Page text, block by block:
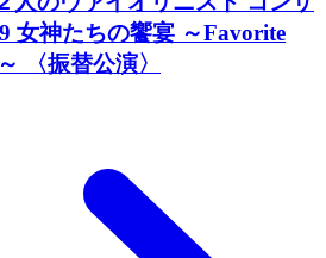
女神たちの饗宴 ～Favorite
〈振替公演〉